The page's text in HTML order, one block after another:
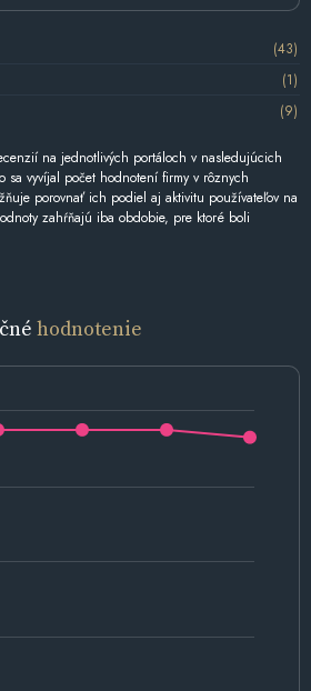
(43)
(1)
(9)
na jednotlivých portáloch v nasledujúcich
vyvíjal počet hodnotení firmy v rôznych
porovnať ich podiel aj aktivitu používateľov na
zahŕňajú iba obdobie, pre ktoré boli
hodnotenie